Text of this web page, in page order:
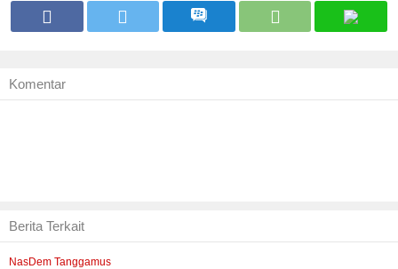
Komentar
Berita Terkait
NasDem Tanggamus